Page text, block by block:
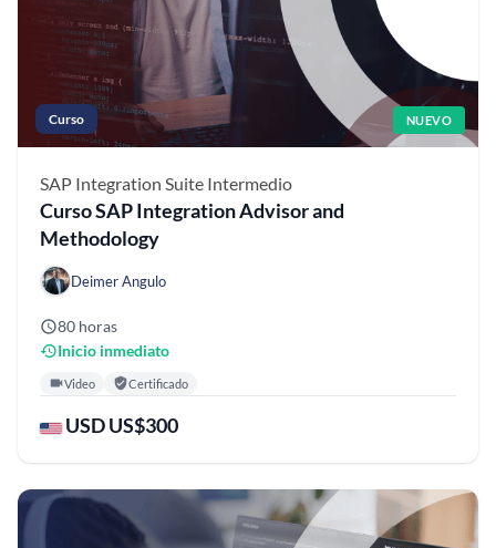
Curso NUEVO
SAP Integration Suite Intermedio
Curso SAP Integration Advisor and
Methodology
Deimer Angulo
80 horas
Inicio inmediato
Video Certificado
USD US$300